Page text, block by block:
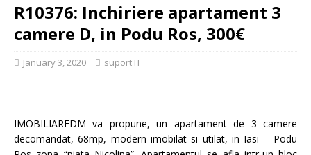
R10376: Inchiriere apartament 3
camere D, in Podu Ros, 300€
January 3, 2020 suport IT
IMOBILIAREDM va propune, un apartament de 3 camere
decomandat, 68mp, modern imobilat si utilat, in Iasi – Podu